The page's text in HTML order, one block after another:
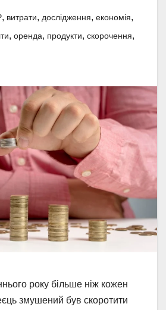
, витрати, дослідження, економія,
, оренда, продукти, скорочення,
року більше ніж кожен
змушений був скоротити